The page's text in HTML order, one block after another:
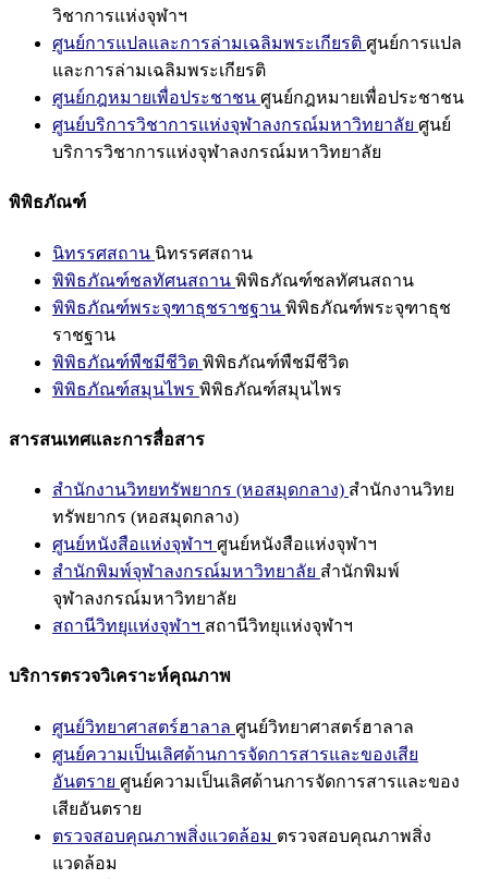
วิชาการแห่งจุฬาฯ
ศูนย์การแปลและการล่ามเฉลิมพระเกียรติ ศูนย์การแปล
และการล่ามเฉลิมพระเกียรติ
ศูนย์กฎหมายเพื่อประชาชน ศูนย์กฎหมายเพื่อประชาชน
ศูนย์บริการวิชาการแห่งจุฬาลงกรณ์มหาวิทยาลัย ศูนย์
บริการวิชาการแห่งจุฬาลงกรณ์มหาวิทยาลัย
พิพิธภัณฑ์
นิทรรศสถาน นิทรรศสถาน
พิพิธภัณฑ์ชลทัศนสถาน พิพิธภัณฑ์ชลทัศนสถาน
พิพิธภัณฑ์พระจุฑาธุชราชฐาน พิพิธภัณฑ์พระจุฑาธุช
ราชฐาน
พิพิธภัณฑ์พืชมีชีวิต พิพิธภัณฑ์พืชมีชีวิต
พิพิธภัณฑ์สมุนไพร พิพิธภัณฑ์สมุนไพร
สารสนเทศและการสื่อสาร
สำนักงานวิทยทรัพยากร (หอสมุดกลาง) สำนักงานวิทย
ทรัพยากร (หอสมุดกลาง)
ศูนย์หนังสือแห่งจุฬาฯ ศูนย์หนังสือแห่งจุฬาฯ
สำนักพิมพ์จุฬาลงกรณ์มหาวิทยาลัย สำนักพิมพ์
จุฬาลงกรณ์มหาวิทยาลัย
สถานีวิทยุแห่งจุฬาฯ สถานีวิทยุแห่งจุฬาฯ
บริการตรวจวิเคราะห์คุณภาพ
ศูนย์วิทยาศาสตร์ฮาลาล ศูนย์วิทยาศาสตร์ฮาลาล
ศูนย์ความเป็นเลิศด้านการจัดการสารและของเสีย
อันตราย ศูนย์ความเป็นเลิศด้านการจัดการสารและของ
เสียอันตราย
ตรวจสอบคุณภาพสิ่งแวดล้อม ตรวจสอบคุณภาพสิ่ง
แวดล้อม